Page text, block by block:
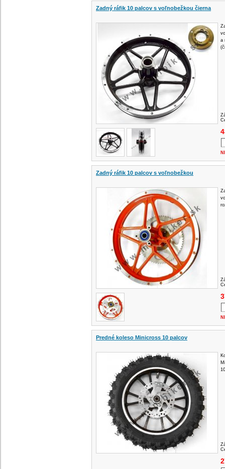
Zadný ráfik 10 palcov s voľnobežkou čierna
a
Zadný ráfik 10 palcov s voľnobežkou
Predné koleso Minicross 10 palcov